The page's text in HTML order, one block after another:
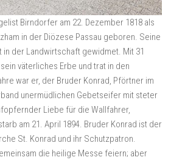
Birndorfer am 22. Dezember 1818 als
in der Diözese Passau geboren. Seine
der Landwirtschaft gewidmet. Mit 31
väterliches Erbe und trat in den
war er, der Bruder Konrad, Pförtner im
unermüdlichen Gebetseifer mit steter
Liebe für die Wallfahrer,
am 21. April 1894. Bruder Konrad ist der
St. Konrad und ihr Schutzpatron.
die heilige Messe feiern; aber